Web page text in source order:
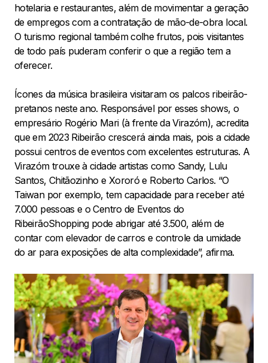
hotelaria e restaurantes, além de movimentar a geração
de empregos com a contratação de mão-de-obra local.
O turismo regional também colhe frutos, pois visitantes
de todo país puderam conferir o que a região tem a
oferecer.
Ícones da música brasileira visitaram os palcos ribeirão-
pretanos neste ano. Responsável por esses shows, o
empresário Rogério Mari (à frente da Virazóm), acredita
que em 2023 Ribeirão crescerá ainda mais, pois a cidade
possui centros de eventos com excelentes estruturas. A
Virazóm trouxe à cidade artistas como Sandy, Lulu
Santos, Chitãozinho e Xororó e Roberto Carlos. “O
Taiwan por exemplo, tem capacidade para receber até
7.000 pessoas e o Centro de Eventos do
RibeirãoShopping pode abrigar até 3.500, além de
contar com elevador de carros e controle da umidade
do ar para exposições de alta complexidade”, afirma.